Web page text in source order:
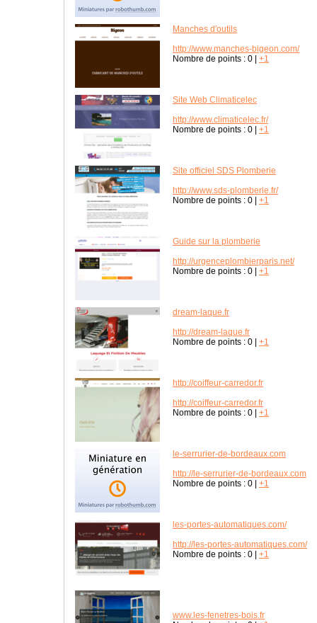
Manches d'outils
http://www.manches-bigeon.com/
Nombre de points : 0 +1
Site Web Climaticelec
http://www.climaticelec.fr/
Nombre de points : 0 +1
Site officiel SDS Plomberie
http://www.sds-plomberie.fr/
Nombre de points : 0 +1
Guide sur la plomberie
http://urgenceplombierparis.net/
Nombre de points : 0 +1
dream-laque.fr
http://dream-laque.fr
Nombre de points : 0 +1
http://coiffeur-carredor.fr
http://coiffeur-carredor.fr
Nombre de points : 0 +1
le-serrurier-de-bordeaux.com
http://le-serrurier-de-bordeaux.com
Nombre de points : 0 +1
les-portes-automatiques.com/
http://les-portes-automatiques.com/
Nombre de points : 0 +1
www.les-fenetres-bois.fr